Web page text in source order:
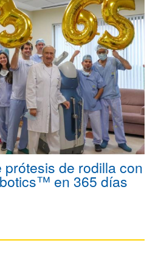
de rodilla con
en 365 días